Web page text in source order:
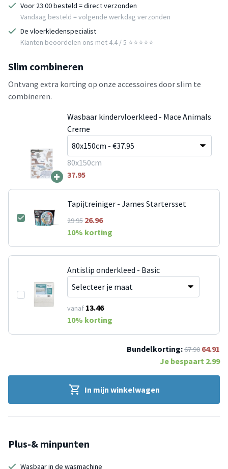
Voor 23:00 besteld = direct verzonden
Vandaag besteld = volgende werkdag verzonden
De vloerkledenspecialist
Klanten beoordelen ons met 4.4 / 5 ⭐⭐⭐⭐⭐
Slim combineren
Ontvang extra korting op onze accessoires door slim te
combineren.
+
Wasbaar kindervloerkleed - Mace Animals
Creme
80x150cm
37.95
Tapijtreiniger - James Startersset
29.9526.96
10% korting
Antislip onderkleed - Basic
vanaf 13.46
10% korting
Bundelkorting:67.90 64.91
Je bespaart 2.99
In mijn winkelwagen
Plus-& minpunten
Wasbaar in de wasmachine